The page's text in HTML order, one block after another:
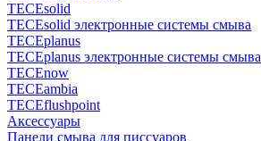
TECEsolid
TECEsolid электронные системы смыва
TECEplanus
TECEplanus электронные системы смыва
TECEnow
TECEambia
TECEflushpoint
Аксессуары
Панели смыва для писсуаров